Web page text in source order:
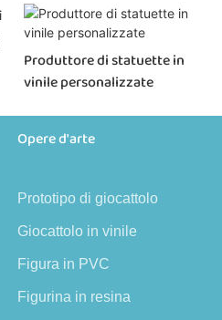
Produttore di statuette in
vinile personalizzate
Opere d'arte
Prototipo di giocattolo
Giocattolo in vinile
Figura in PVC
Figurina in resina